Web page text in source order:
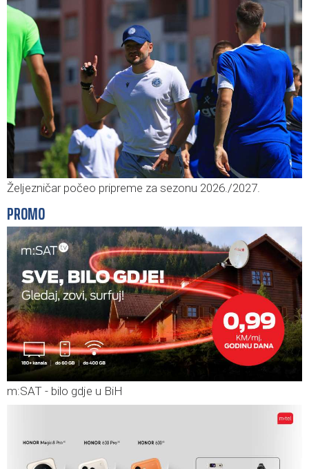
Željezničar počeo pripreme za sezonu 2026./2027.
PROMO
m:SAT - bilo gdje u BiH